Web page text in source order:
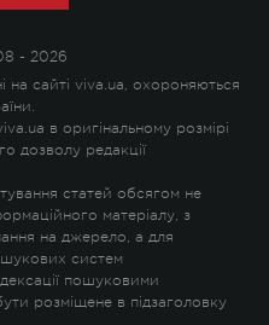
- 2026
на сайті viva.ua, охороняються
в оригінальному розмірі
дозволу редакції
статей обсягом не
матеріалу, з
на джерело, а для
систем
пошуковими
розміщене в підзаголовку